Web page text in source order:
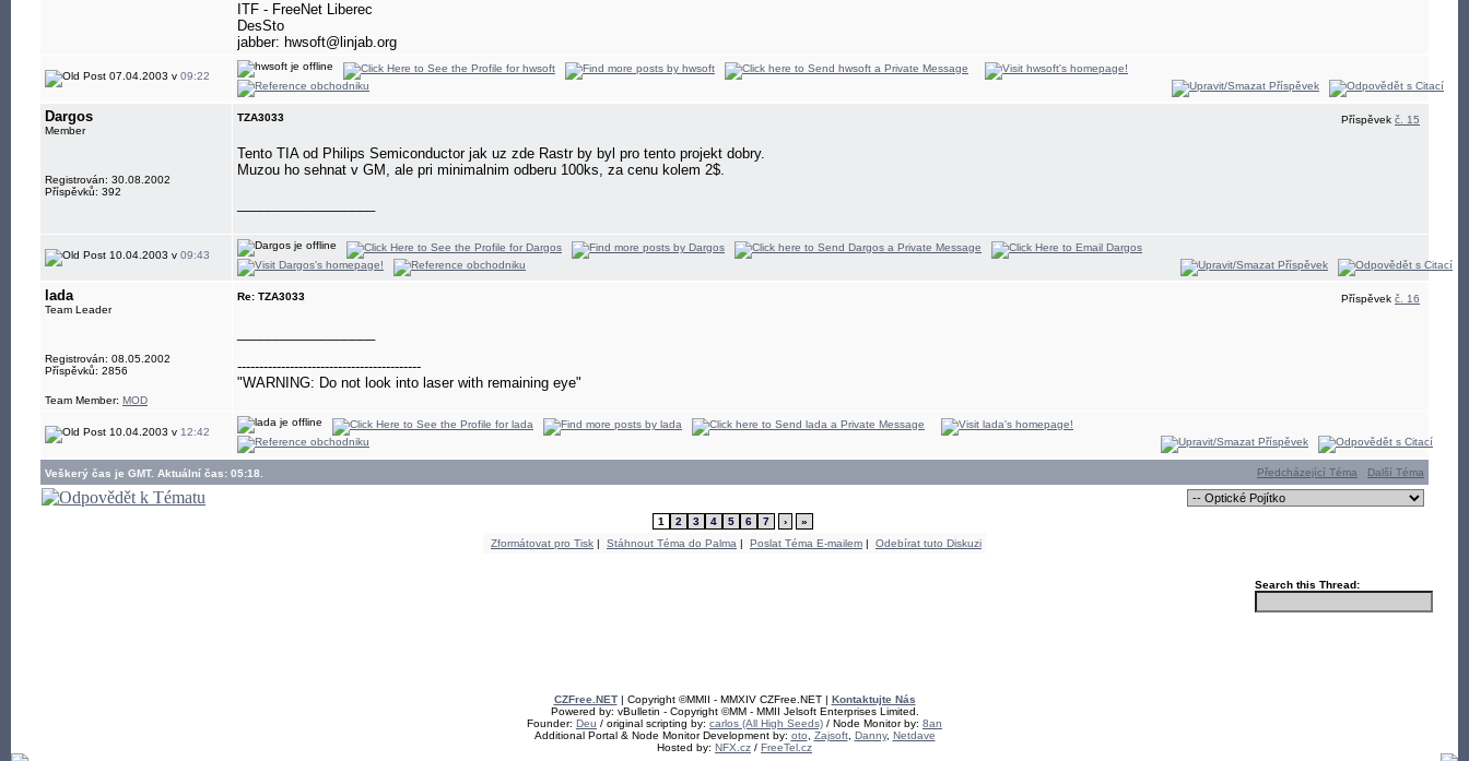
ITF - FreeNet Liberec
DesSto
jabber: hwsoft@linjab.org
07.04.2003 v 09:22
Dargos
Member
Registrován: 30.08.2002
Příspěvků: 392
TZA3033 Příspěvek č. 15
Tento TIA od Philips Semiconductor jak uz zde Rastr by byl pro tento projekt dobry.
Muzou ho sehnat v GM, ale pri minimalnim odberu 100ks, za cenu kolem 2$.
10.04.2003 v 09:43
lada
Team Leader
Registrován: 08.05.2002
Příspěvků: 2856
Team Member: MOD
Re: TZA3033 Příspěvek č. 16
------------------------------------------
"WARNING: Do not look into laser with remaining eye"
10.04.2003 v 12:42
Veškerý čas je GMT. Aktuální čas: 05:18. Předcházející Téma Další Téma
1 2 3 4 5 6 7 ›
»
Zformátovat pro Tisk | Stáhnout Téma do Palma | Poslat Téma E-mailem | Odebírat tuto Diskuzi
Search this Thread:
CZFree.NET| Copyright ©MMII - MMXIV CZFree.NET | Kontaktujte Nás
Powered by: vBulletin - Copyright ©MM - MMII Jelsoft Enterprises Limited.
Founder: Deu / original scripting by: carlos (All High Seeds) / Node Monitor by: 8an
Additional Portal & Node Monitor Development by: oto Zajsoft, Danny, Netdave
Hosted by: NFX.cz / FreeTel.cz